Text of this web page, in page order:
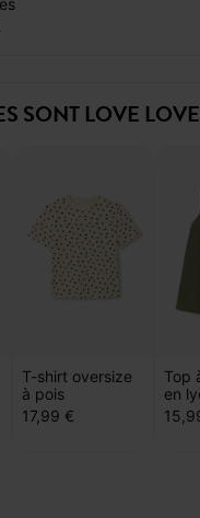
SONT LOVE
T-shirt oversize
à pois
17,99 €
Top
en